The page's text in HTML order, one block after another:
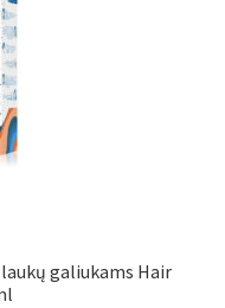
galiukams Hair